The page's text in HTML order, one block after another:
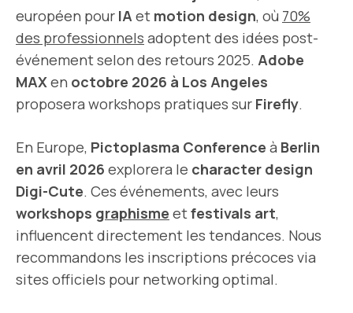
européen pour IA et motion design, où 70%
des professionnels adoptent des idées post-
événement selon des retours 2025. Adobe
MAXen octobre 2026 à Los Angeles
proposera workshops pratiques sur Firefly.
En Europe, Pictoplasma Conference à Berlin
en avril 2026 explorera le character design
Digi-Cute. Ces événements, avec leurs
workshops graphisme etfestivals art,
influencent directement les tendances. Nous
recommandons les inscriptions précoces via
sites officiels pour networking optimal.